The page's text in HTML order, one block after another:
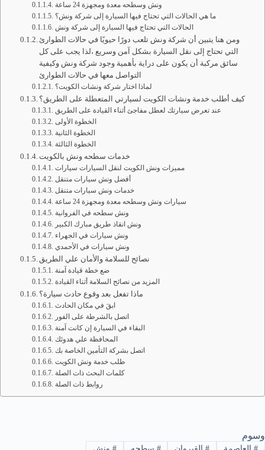
ونش وسطحه معدة ومجهزة 24 ساعة
ما هي الحالات التي تحتاج فيها السيارة إلى شركة ونش؟
الحالات التي تحتاج فيها السيارة إلى شركة ونش
ومن هنا يتبين أن شركة ونش تلعب دورًا حيويًا في حالات الطوارئ
التي تحتاج إلى نقل السيارة بشكل آمن وسريع ،لذا يجب على كل
سائق مركبة أن يكون على دراية بأهمية وجود شركة ونش وكيفية
التواصل معها في حالات الطوارئ
لماذا اختار شركة ونشات الكويت؟
كيف أطلب خدمة ونشات الكويت لسيارتي المتعطلة على الطريق؟
عند تعرض سيارتك لعطل مفاجئ أثناء القيادة على الطريق
الخطوة الأولى
الخطوة الثانية
الخطوة الثالثة
خدمات سطحه ونش بالكويت
مميزات ونش الكويت لنقل السيارات سيارات
أفضل ونش سيارات متنقل
خدمات ونش سيارات متنقل
سيارات ونش وسطحه معدة ومجهزة 24 ساعة
ونش سطحه في الفروانية
ونش انقاذ طريق مبارك الكبير
ونش سيارات في الجهراء
ونش سيارات في الأحمدي
نصائح للسلامة والأمان علي الطريق
ضع خطة قيادة آمنة
المزيد من نصائح السلامة أثناء القيادة
ماذا تفعل بعد وقوع حادث سيارة؟
ابقَ في مكان الحادث
اتصل بالشرطة على الفور
البقاء في السيارة إن كانت آمنة
المحافظة علي هدوئك
اتصل بشركة التأمين الخاصة بك
طلب خدمة ونش الكويت
كلمات البحث ذات الصلة
روابط ذات الصلة
وسوم